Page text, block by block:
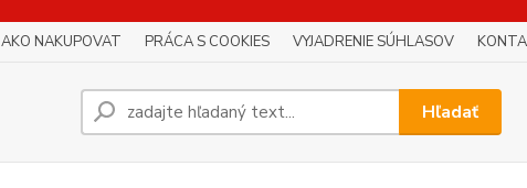
AKO NAKUPOVAT PRÁCA S COOKIES VYJADRENIE SÚHLASOV
Hľadať